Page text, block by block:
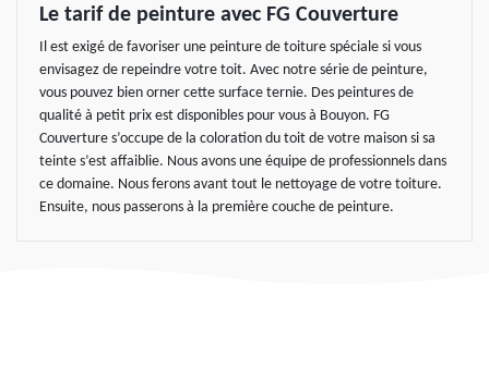
Le tarif de peinture avec FG Couverture
Il est exigé de favoriser une peinture de toiture spéciale si vous
envisagez de repeindre votre toit. Avec notre série de peinture,
vous pouvez bien orner cette surface ternie. Des peintures de
qualité à petit prix est disponibles pour vous à Bouyon. FG
Couverture s’occupe de la coloration du toit de votre maison si sa
teinte s’est affaiblie. Nous avons une équipe de professionnels dans
ce domaine. Nous ferons avant tout le nettoyage de votre toiture.
Ensuite, nous passerons à la première couche de peinture.